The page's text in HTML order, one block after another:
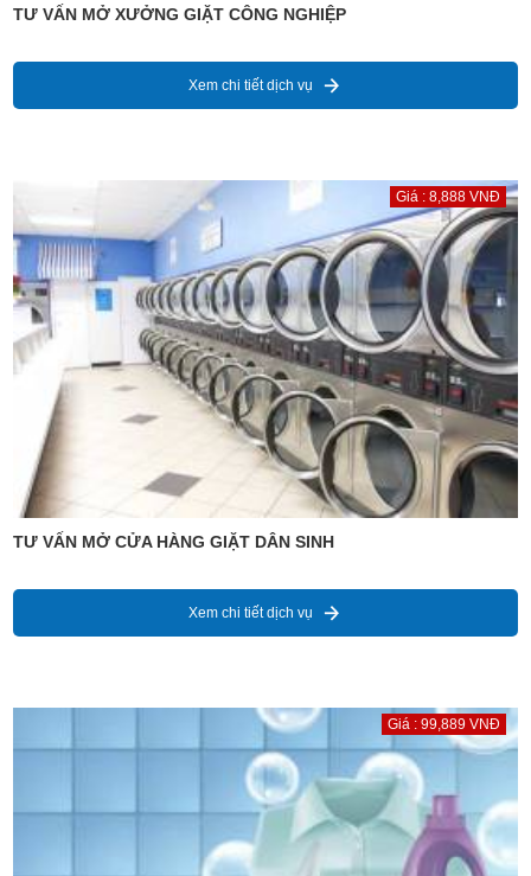
TƯ VẤN MỞ XƯỞNG GIẶT CÔNG NGHIỆP
Xem chi tiết dịch vụ
Giá : 8,888 VNĐ
TƯ VẤN MỞ CỬA HÀNG GIẶT DÂN SINH
Xem chi tiết dịch vụ
Giá : 99,889 VNĐ